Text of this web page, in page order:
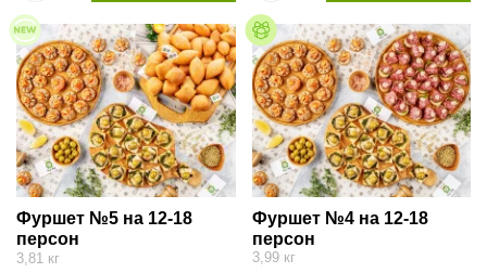
Фуршет №5 на 12-18
персон
3,81 кг
Фуршет №4 на 12-18
персон
3,99 кг